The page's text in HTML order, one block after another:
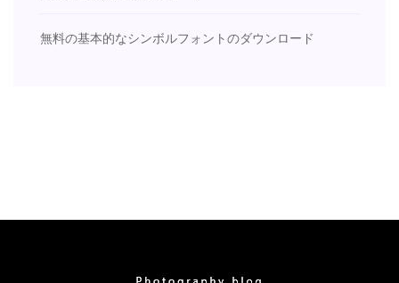
無料の基本的なシンボルフォントのダウンロード